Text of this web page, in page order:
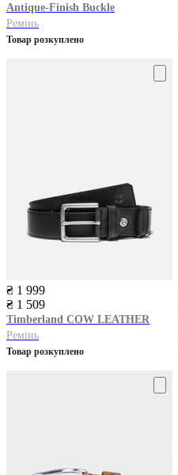
Antique-Finish Buckle
Ремінь
Товар розкуплено
₴ 1 999
₴ 1 509
Timberland COW LEATHER
Ремінь
Товар розкуплено